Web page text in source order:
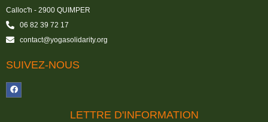
Calloc'h - 2900 QUIMPER
06 82 39 72 17
contact@yogasolidarity.org
SUIVEZ-NOUS
LETTRE D'INFORMATION